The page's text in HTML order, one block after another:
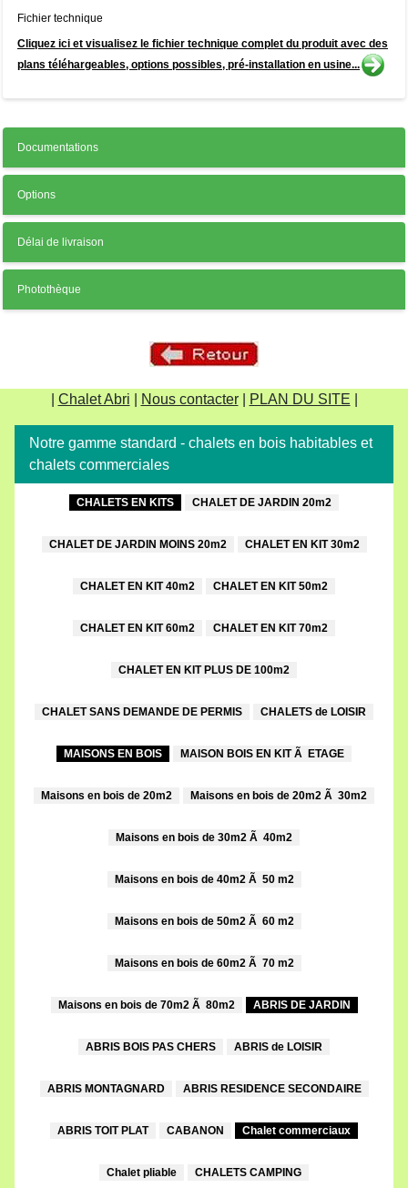
Votre message
Entrez le code anti-spam indiqué ci-dessous
Fichier technique
Cliquez ici et visualisez le fichier technique complet du produit avec des
plans téléhargeables, options possibles, pré-installation en usine...
Documentations
Options
Délai de livraison
Photothèque
Chalet Abri Nous contacter PLAN DU SITE
Notre gamme standard - chalets en bois habitables et
chalets commerciales
CHALETS EN KITS CHALET DE JARDIN 20m2
CHALET DE JARDIN MOINS 20m2 CHALET EN KIT 30m2
CHALET EN KIT 40m2 CHALET EN KIT 50m2
CHALET EN KIT 60m2 CHALET EN KIT 70m2
CHALET EN KIT PLUS DE 100m2
CHALET SANS DEMANDE DE PERMIS CHALETS de LOISIR
MAISONS EN BOIS MAISON BOIS EN KIT Ã ETAGE
Maisons en bois de 20m2 Maisons en bois de 20m2 Ã 30m2
Maisons en bois de 30m2 Ã 40m2
Maisons en bois de 40m2 Ã 50 m2
Maisons en bois de 50m2 Ã 60 m2
Maisons en bois de 60m2 Ã 70 m2
Maisons en bois de 70m2 Ã 80m2 ABRIS DE JARDIN
ABRIS BOIS PAS CHERS ABRIS de LOISIR
ABRIS MONTAGNARD ABRIS RESIDENCE SECONDAIRE
ABRIS TOIT PLAT CABANON Chalet commerciaux
Chalet pliable CHALETS CAMPING